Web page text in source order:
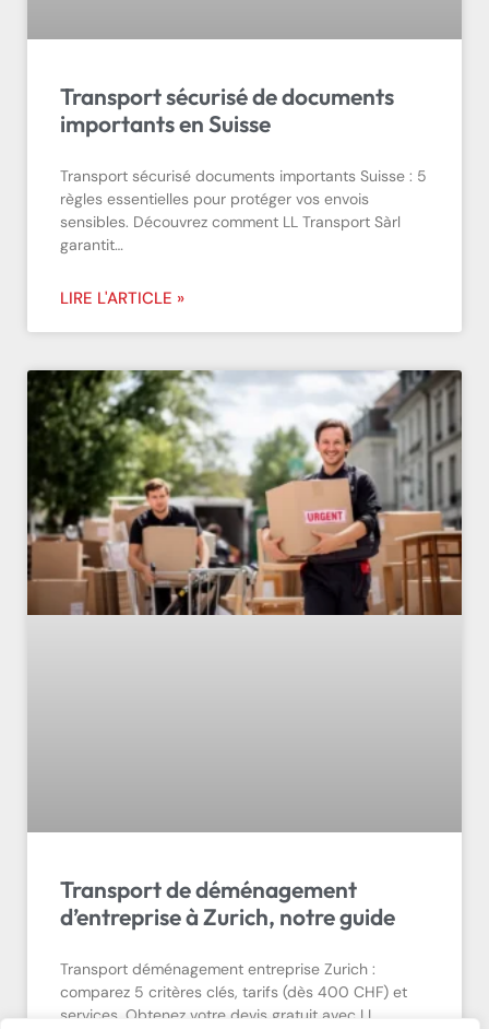
Transport sécurisé de documents
importants en Suisse
Transport sécurisé documents importants Suisse : 5
règles essentielles pour protéger vos envois
sensibles. Découvrez comment LL Transport Sàrl
garantit…
LIRE L'ARTICLE »
Transport de déménagement
d’entreprise à Zurich, notre guide
Transport déménagement entreprise Zurich :
comparez 5 critères clés, tarifs (dès 400 CHF) et
services. Obtenez votre devis gratuit avec LL